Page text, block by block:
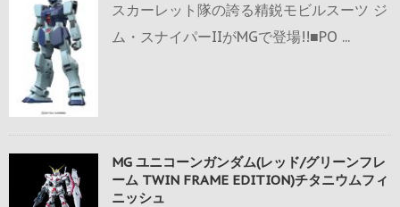
スカーレット隊の誇る精鋭モビルスーツ ジ
ム・スナイパーIIがMGで登場!!■PO ...
MG ユニコーンガンダム(レッド/グリーンフレ
ーム TWIN FRAME EDITION)チタニウムフィ
ニッシュ